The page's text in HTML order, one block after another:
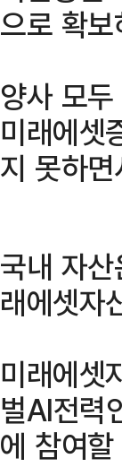
으로 확
양사 모
미래에셋
지 못하
국내 자
래에셋자
미래에셋
벌AI전력
에 참여